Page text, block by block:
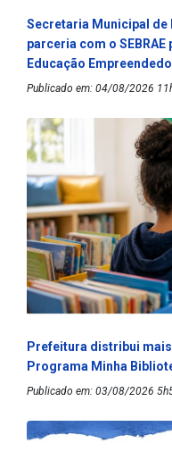
Secretaria Municipal de
parceria com o
Educação
Publicado em: 04/08/2026
Prefeitura distribui
Programa Minha
Publicado em: 03/08/2026